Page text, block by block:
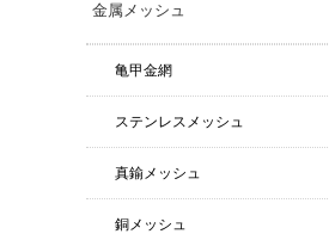
金属メッシュ
亀甲金網
ステンレスメッシュ
真鍮メッシュ
銅メッシュ